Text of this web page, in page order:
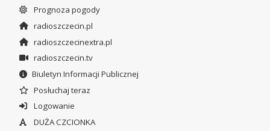
Prognoza pogody
radioszczecin.pl
radioszczecinextra.pl
radioszczecin.tv
Biuletyn Informacji Publicznej
Posłuchaj teraz
Logowanie
DUŻA CZCIONKA